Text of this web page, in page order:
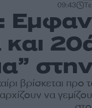
09:43
βρίσκεται
να